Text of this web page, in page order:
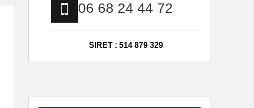
06 68 24 44 72
SIRET : 514 879 329